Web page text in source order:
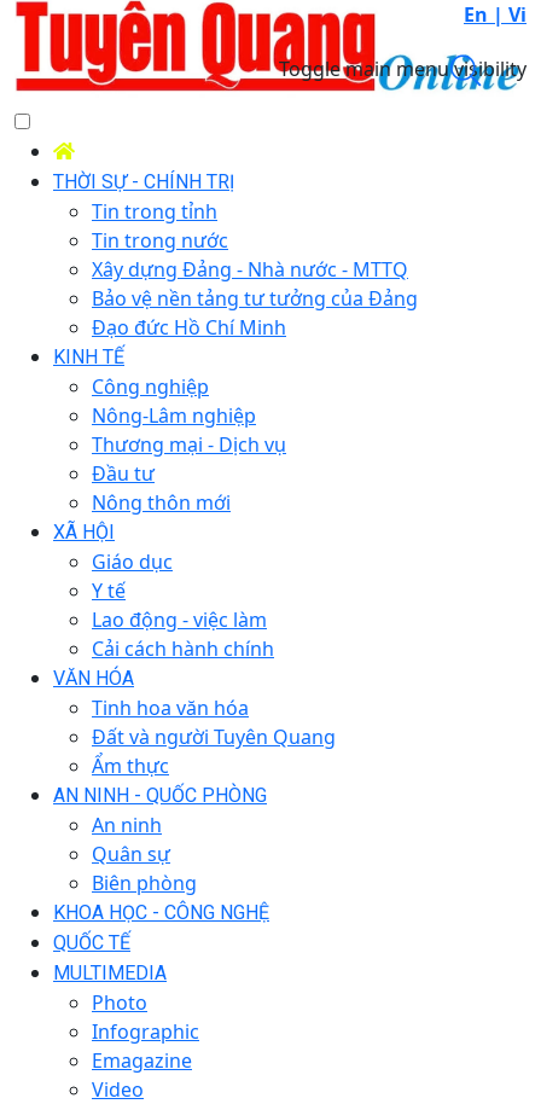
En | Vi
Toggle main menu visibility
THỜI SỰ - CHÍNH TRỊ
Tin trong tỉnh
Tin trong nước
Xây dựng Đảng - Nhà nước - MTTQ
Bảo vệ nền tảng tư tưởng của Đảng
Đạo đức Hồ Chí Minh
KINH TẾ
Công nghiệp
Nông-Lâm nghiệp
Thương mại - Dịch vụ
Đầu tư
Nông thôn mới
XÃ HỘI
Giáo dục
Y tế
Lao động - việc làm
Cải cách hành chính
VĂN HÓA
Tinh hoa văn hóa
Đất và người Tuyên Quang
Ẩm thực
AN NINH - QUỐC PHÒNG
An ninh
Quân sự
Biên phòng
KHOA HỌC - CÔNG NGHỆ
QUỐC TẾ
MULTIMEDIA
Photo
Infographic
Emagazine
Video